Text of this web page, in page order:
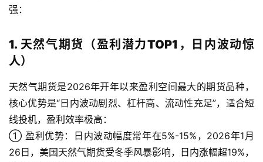
强：
1. 天然气期货（盈利潜力TOP1，日内波动惊
人）
天然气期货是2026年开年以来盈利空间最大的期货品种，
核心优势是“日内波动剧烈、杠杆高、流动性充足”，适合短
线投机，盈利效率极高：
① 盈利优势：日内波动幅度常年在5%-15%，2026年1月
26日，美国天然气期货受冬季风暴影响，日内涨幅超19%，